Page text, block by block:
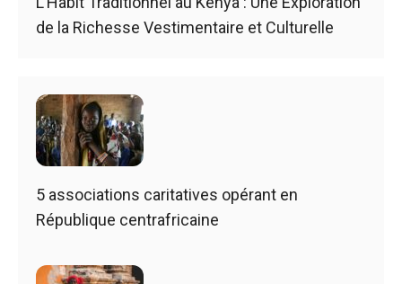
de la Richesse Vestimentaire et Culturelle
5 associations caritatives opérant en
République centrafricaine